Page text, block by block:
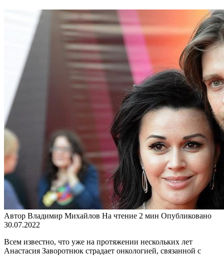
Автор Владимир Михайлов На чтение 2 мин Опубликовано
30.07.2022
Всем известно, что уже на протяжении нескольких лет
Анастасия Заворотнюк страдает онкологией, связанной с